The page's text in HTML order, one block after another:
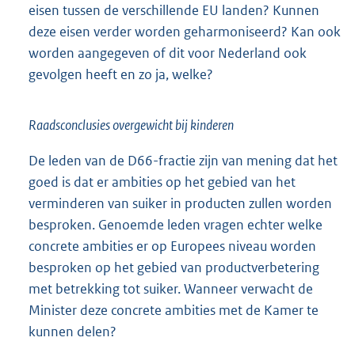
eisen tussen de verschillende EU landen? Kunnen
deze eisen verder worden geharmoniseerd? Kan ook
worden aangegeven of dit voor Nederland ook
gevolgen heeft en zo ja, welke?
Raadsconclusies overgewicht bij kinderen
De leden van de D66-fractie zijn van mening dat het
goed is dat er ambities op het gebied van het
verminderen van suiker in producten zullen worden
besproken. Genoemde leden vragen echter welke
concrete ambities er op Europees niveau worden
besproken op het gebied van productverbetering
met betrekking tot suiker. Wanneer verwacht de
Minister deze concrete ambities met de Kamer te
kunnen delen?